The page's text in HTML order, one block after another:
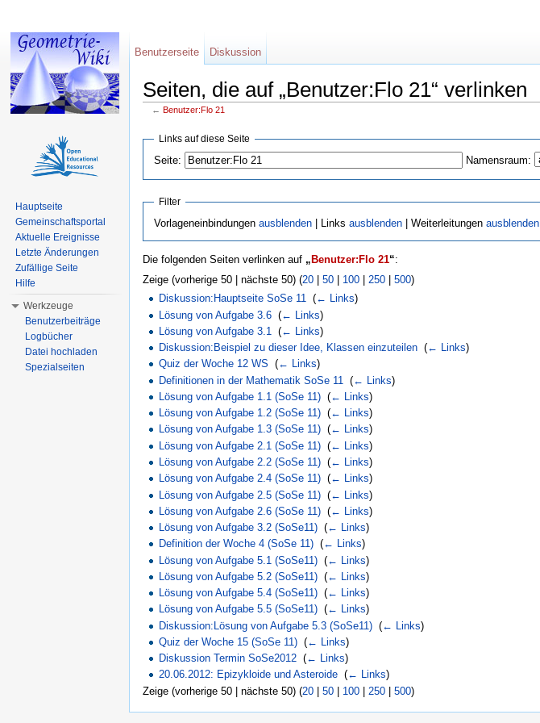
Seiten, die auf „Benutzer:Flo 21“ verlinken
← Benutzer:Flo 21
Links auf diese Seite
Seite: Namensraum:
Filter
Vorlageneinbindungen ausblenden| Links ausblenden| Weiterleitungen ausblenden
Die folgenden Seiten verlinken auf „ Benutzer:Flo 21“:
Zeige (vorherige 50 | nächste 50) (20 50 100 250 500)
Diskussion:Hauptseite SoSe 11 ‎(← Links)
Lösung von Aufgabe 3.6 ‎(← Links)
Lösung von Aufgabe 3.1
‎(← Links)
Diskussion:Beispiel zu dieser Idee, Klassen einzuteilen ‎(← Links)
Quiz der Woche 12 WS ‎(← Links)
Definitionen in der Mathematik SoSe 11
‎(← Links)
Lösung von Aufgabe 1.1 (SoSe 11) ‎(← Links)
Lösung von Aufgabe 1.2 (SoSe 11) ‎(← Links)
Lösung von Aufgabe 1.3 (SoSe 11) ‎(← Links)
Lösung von Aufgabe 2.1 (SoSe 11) ‎(← Links)
Lösung von Aufgabe 2.2 (SoSe 11) ‎(← Links)
Lösung von Aufgabe 2.4 (SoSe 11) ‎(← Links)
Lösung von Aufgabe 2.5 (SoSe 11) ‎(← Links)
Lösung von Aufgabe 2.6 (SoSe 11) ‎(← Links)
Lösung von Aufgabe 3.2 (SoSe11) ‎(← Links)
Definition der Woche 4 (SoSe 11) ‎(← Links)
Lösung von Aufgabe 5.1 (SoSe11) ‎(← Links)
Lösung von Aufgabe 5.2 (SoSe11) ‎(← Links)
Lösung von Aufgabe 5.4 (SoSe11) ‎(← Links)
Lösung von Aufgabe 5.5 (SoSe11) ‎(← Links)
Diskussion:Lösung von Aufgabe 5.3 (SoSe11) ‎(← Links)
Quiz der Woche 15 (SoSe 11) ‎(← Links)
Diskussion Termin SoSe2012 ‎(← Links)
20.06.2012: Epizykloide und Asteroide ‎(← Links)
Zeige (vorherige 50 | nächste 50) (20 | 50 | 100 | 250 | 500)
Benutzerseite Diskussion
Hauptseite
Gemeinschaftsportal
Aktuelle Ereignisse
Letzte Änderungen
Zufällige Seite
Hilfe
Werkzeuge
Benutzerbeiträge
Logbücher
Datei hochladen
Spezialseiten